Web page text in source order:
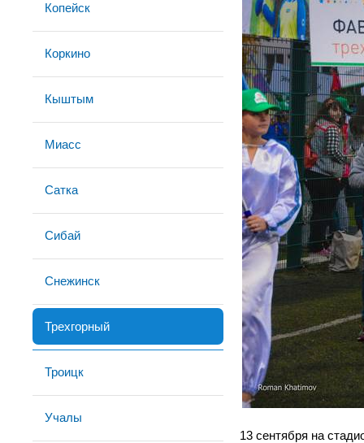
Копейск
Коркино
Кыштым
Миасс
Сатка
Сибай
Снежинск
Трехгорный
Троицк
Учалы
13 сентября на